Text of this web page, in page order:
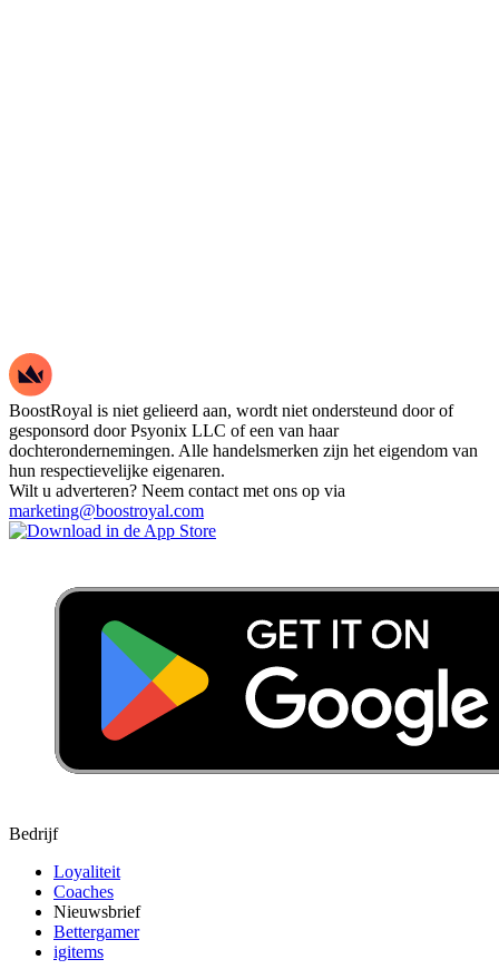
BoostRoyal is niet gelieerd aan, wordt niet ondersteund door of
gesponsord door Psyonix LLC of een van haar
dochterondernemingen. Alle handelsmerken zijn het eigendom van
hun respectievelijke eigenaren.
Wilt u adverteren? Neem contact met ons op via
marketing@boostroyal.com
Bedrijf
Loyaliteit
Coaches
Nieuwsbrief
Bettergamer
igitems